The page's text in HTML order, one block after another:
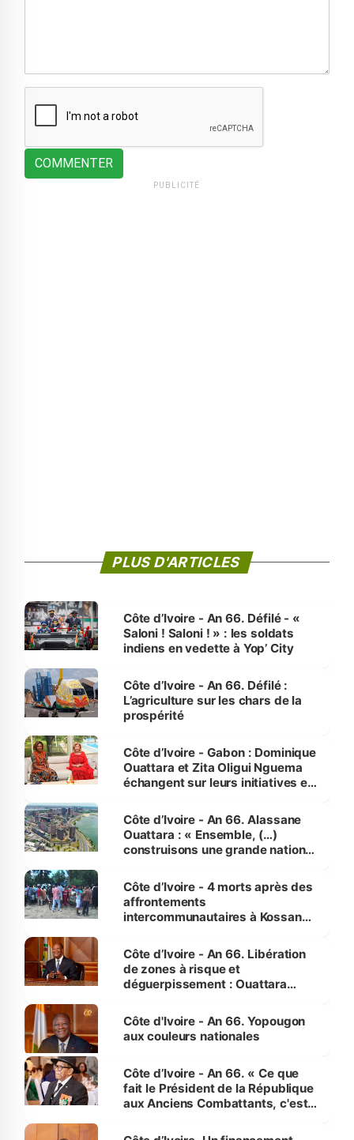
COMMENTER
PUBLICITÉ
PLUS D'ARTICLES
Côte d’Ivoire - An 66. Défilé - «
Saloni ! Saloni ! » : les soldats
indiens en vedette à Yop’ City
Côte d’Ivoire - An 66. Défilé :
L’agriculture sur les chars de la
prospérité
Côte d’Ivoire - Gabon : Dominique
Ouattara et Zita Oligui Nguema
échangent sur leurs initiatives en
enfants
Côte d’Ivoire - An 66. Alassane
Ouattara : « Ensemble, (…)
construisons une grande nation
générations futures »
Côte d’Ivoire - 4 morts après des
affrontements
intercommunautaires à Kossandji
milieu des sinistrés
Côte d’Ivoire - An 66. Libération
de zones à risque et
déguerpissement : Ouattara
l'Etat de droit pour préserver les
vies humaines »
Côte d'Ivoire - An 66. Yopougon
aux couleurs nationales
Côte d’Ivoire - An 66. « Ce que
fait le Président de la République
aux Anciens Combattants, c'est